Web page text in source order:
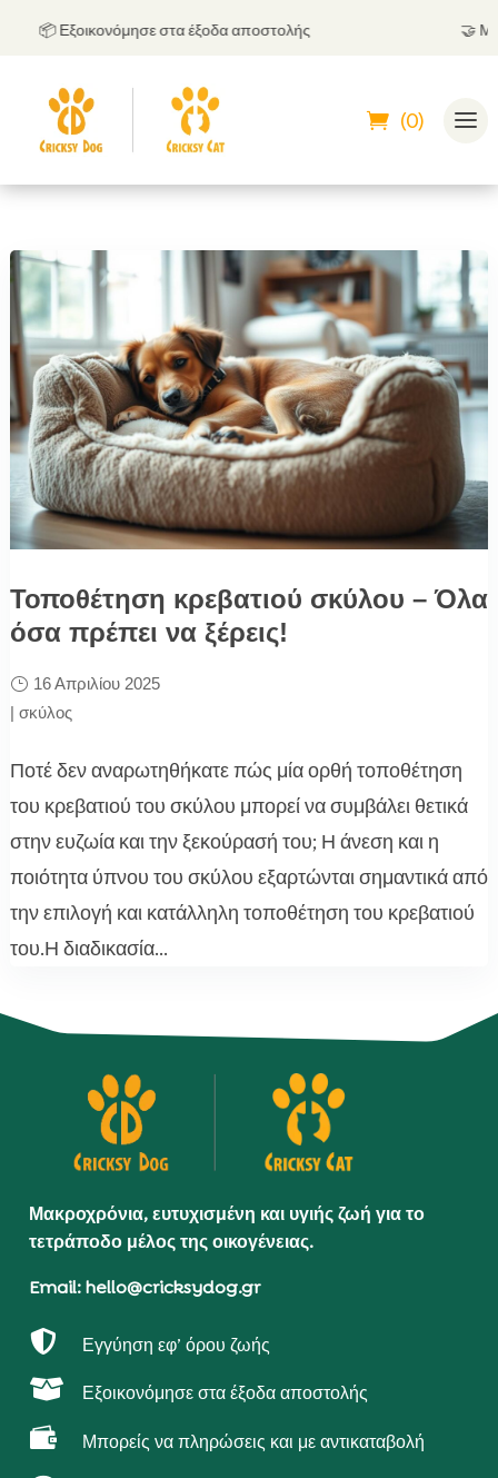
📦 Εξοικονόμησε στα έξοδα αποστολής
(0)
Τοποθέτηση κρεβατιού σκύλου – Όλα
όσα πρέπει να ξέρεις!
16 Απριλίου 2025
| σκύλος
Ποτέ δεν αναρωτηθήκατε πώς μία ορθή τοποθέτηση
του κρεβατιού του σκύλου μπορεί να συμβάλει θετικά
στην ευζωία και την ξεκούρασή του; Η άνεση και η
ποιότητα ύπνου του σκύλου εξαρτώνται σημαντικά από
την επιλογή και κατάλληλη τοποθέτηση του κρεβατιού
του.Η διαδικασία...
Μακροχρόνια, ευτυχισμένη και υγιής ζωή για το
τετράποδο μέλος της οικογένειας.
Email: hello@cricksydog.gr
 Εγγύηση εφ’ όρου ζωής
 Εξοικονόμησε στα έξοδα αποστολής
 Μπορείς να πληρώσεις και με αντικαταβολή